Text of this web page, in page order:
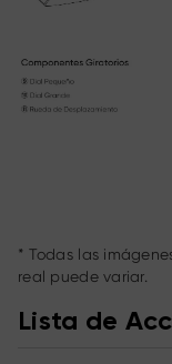
* Todas las
real puede variar.
Lista de